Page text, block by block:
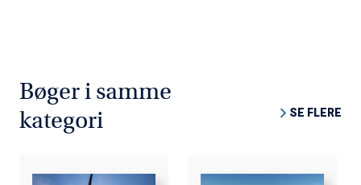
Bøger i samme
kategori
SE FLERE